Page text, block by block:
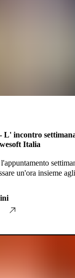
L' incontro
Italia
un'ora insieme